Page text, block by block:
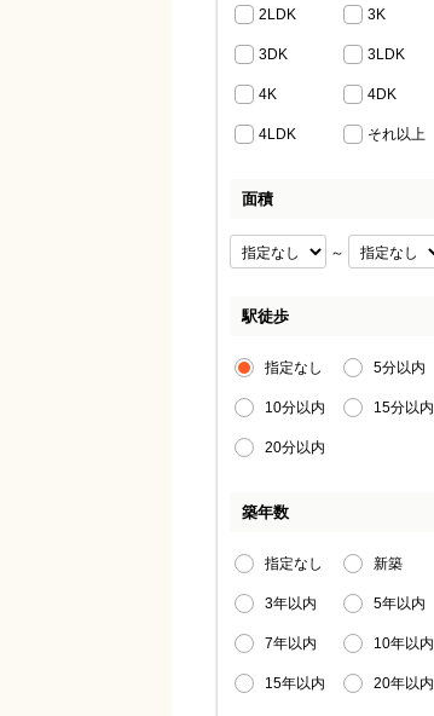
2LDK 3K
3DK 3LDK
4K 4DK
4LDK それ以上
面積
～
駅徒歩
指定なし 5分以内
10分以内 15分以内
20分以内
築年数
指定なし 新築
3年以内 5年以内
7年以内 10年以内
15年以内 20年以内